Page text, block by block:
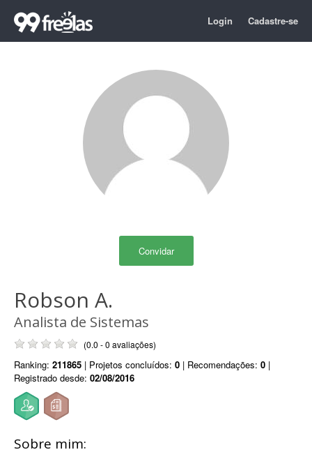
Login Cadastre-se
Convidar
Robson A.
Analista de Sistemas
(0.0 - 0 avaliações)
Ranking: 211865 | Projetos concluídos: 0 | Recomendações: 0 |
Registrado desde: 02/08/2016
Sobre mim: